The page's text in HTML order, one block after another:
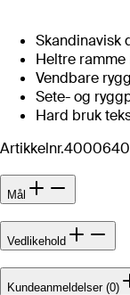
Skandinavisk
Heltre
Vendbare
Sete- og
Hard bruk
Artikkelnr.
Mål
Vedlikehold
Kundeanmeldelser (0)